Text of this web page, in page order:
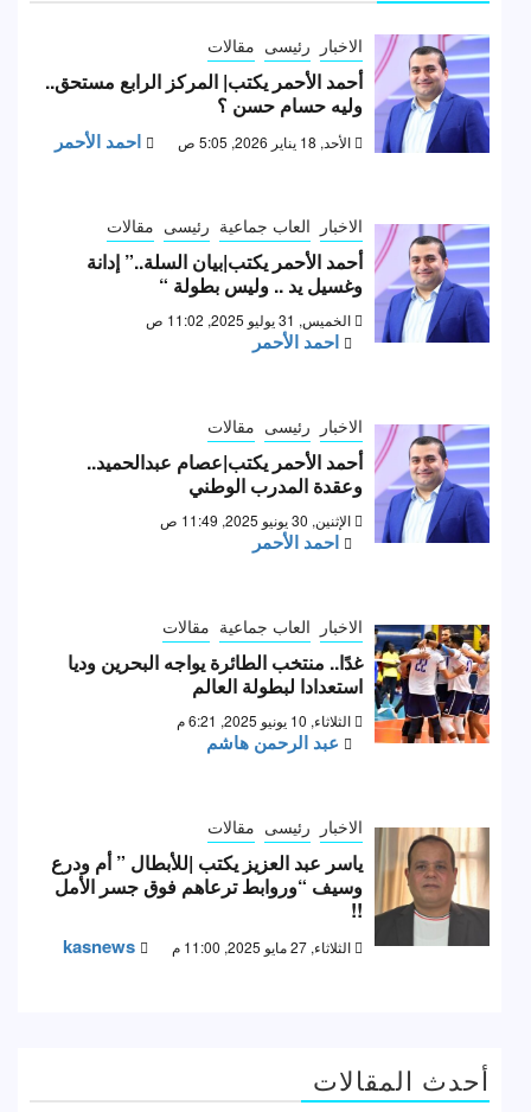
الاخبار رئيسى مقالات
أحمد الأحمر يكتب| المركز الرابع مستحق..
وليه حسام حسن ؟
الأحد, 18 يناير 2026, 5:05 ص احمد الأحمر
الاخبار العاب جماعية رئيسى مقالات
أحمد الأحمر يكتب|بيان السلة..” إدانة
وغسيل يد .. وليس بطولة “
الخميس, 31 يوليو 2025, 11:02 ص
احمد الأحمر
الاخبار رئيسى مقالات
أحمد الأحمر يكتب|عصام عبدالحميد..
وعقدة المدرب الوطني
الإثنين, 30 يونيو 2025, 11:49 ص
احمد الأحمر
الاخبار العاب جماعية مقالات
غدًا.. منتخب الطائرة يواجه البحرين وديا
استعدادا لبطولة العالم
الثلاثاء, 10 يونيو 2025, 6:21 م
عبد الرحمن هاشم
الاخبار رئيسى مقالات
ياسر عبد العزيز يكتب |للأبطال ” أم ودرع
وسيف “وروابط ترعاهم فوق جسر الأمل
!!
الثلاثاء, 27 مايو 2025, 11:00 م kasnews
أحدث المقالات